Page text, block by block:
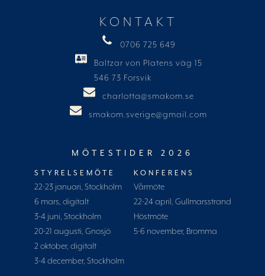
KONTAKT
0706 725 649
Baltzar von Platens väg 15
546 73 Forsvik
charlotta@smakom.se
smakom.sverige@gmail.com
MÖTESTIDER 2026
STYRELSEMÖTE
22-23 januari, Stockholm
6 mars, digitalt
3-4 juni, Stockholm
20-21 augusti, Gnosjö
2 oktober, digitalt
3-4 december, Stockholm
KONFERENS
Vårmöte
22-24 april, Gullmarsstrand
Höstmöte
5-6 november, Bromma